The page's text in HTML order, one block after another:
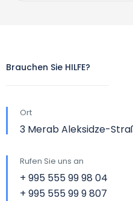
Brauchen Sie HILFE?
Ort
3 Merab Aleksidze-
Rufen Sie uns an
+ 995 555 99 98 04
+ 995 555 99 9 807